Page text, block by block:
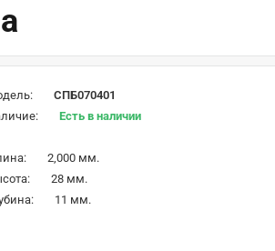
СПБ070401
Есть в наличии
2,000 мм.
28 мм.
11 мм.